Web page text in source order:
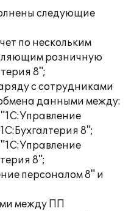
следующие
по нескольким
розничную
8";
с сотрудниками
данными между:
8";
8";
персоналом 8" и
между ПП